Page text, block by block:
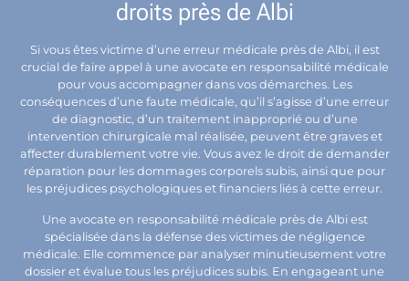
droits près de Albi
Si vous êtes victime d’une erreur médicale près de Albi, il est
crucial de faire appel à une avocate en responsabilité médicale
pour vous accompagner dans vos démarches. Les
conséquences d’une faute médicale, qu’il s’agisse d’une erreur
de diagnostic, d’un traitement inapproprié ou d’une
intervention chirurgicale mal réalisée, peuvent être graves et
affecter durablement votre vie. Vous avez le droit de demander
réparation pour les dommages corporels subis, ainsi que pour
les préjudices psychologiques et financiers liés à cette erreur.
Une avocate en responsabilité médicale près de Albi est
spécialisée dans la défense des victimes de négligence
médicale. Elle commence par analyser minutieusement votre
dossier et évalue tous les préjudices subis. En engageant une